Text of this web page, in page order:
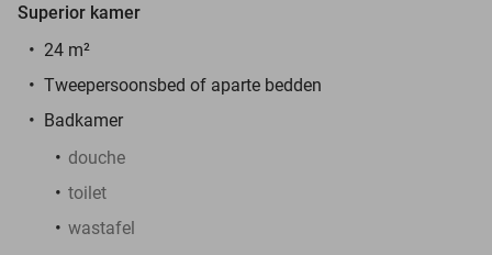
Superior kamer
24 m²
Tweepersoonsbed of aparte bedden
Badkamer
douche
toilet
wastafel